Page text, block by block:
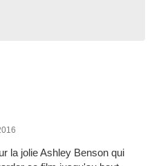
la jolie Ashley Benson qui